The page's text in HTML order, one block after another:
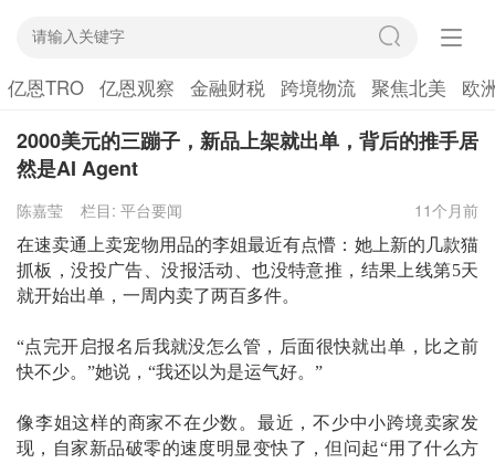
亿恩TRO 亿恩观察 金融财税 跨境物流 聚焦北美 欧
2000美元的三蹦子，新品上架就出单，背后的推手居
然是AI Agent
陈嘉莹 栏目: 平台要闻 11个月前
在速卖通上卖宠物用品的李姐最近有点懵：她上新的几款猫
抓板，没投广告、没报活动 、也没特意推，结果上线第5天
就开始出单，一周内卖了两百多件。
“点完开启报名后我就没怎么管，后面很快就出单，比之前
快不少。 ”她说，“我还以为是运气好。”
像李姐这样的商家不在少数。最近，不少中小跨境卖家发
现，自家新品破零的速度明显变快了，但问起“用了什么方